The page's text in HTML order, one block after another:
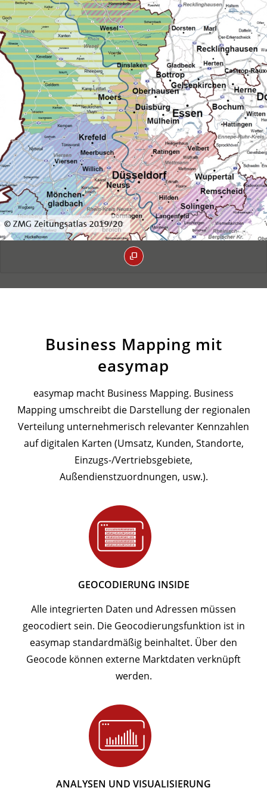
Business Mapping mit
easymap
easymap macht Business Mapping. Business
Mapping umschreibt die Darstellung der regionalen
Verteilung unternehmerisch relevanter Kennzahlen
auf digitalen Karten (Umsatz, Kunden, Standorte,
Einzugs-/Vertriebsgebiete,
Außendienstzuordnungen, usw.).
GEOCODIERUNG INSIDE
Alle integrierten Daten und Adressen müssen
geocodiert sein. Die Geocodierungsfunktion ist in
easymap standardmäßig beinhaltet. Über den
Geocode können externe Marktdaten verknüpft
werden.
ANALYSEN UND VISUALISIERUNG